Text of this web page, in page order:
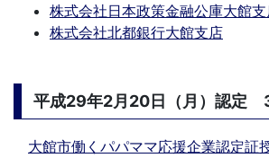
株式会社日本政策金融公庫大館
株式会社北都銀行大館支店
平成29年2月20日（月）認定
大館市働くパパママ応援企業認定